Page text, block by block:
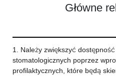
Główne
1. Należy zwiększyć
stomatologicznych poprzez
profilaktycznych, które będą